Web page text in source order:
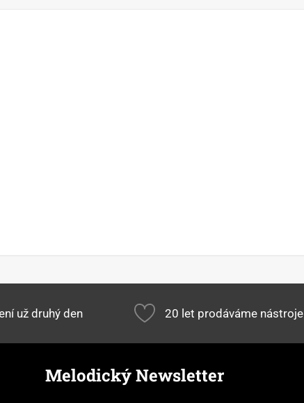
už druhý den 20 let prodáváme nástroje
Melodický Newsletter